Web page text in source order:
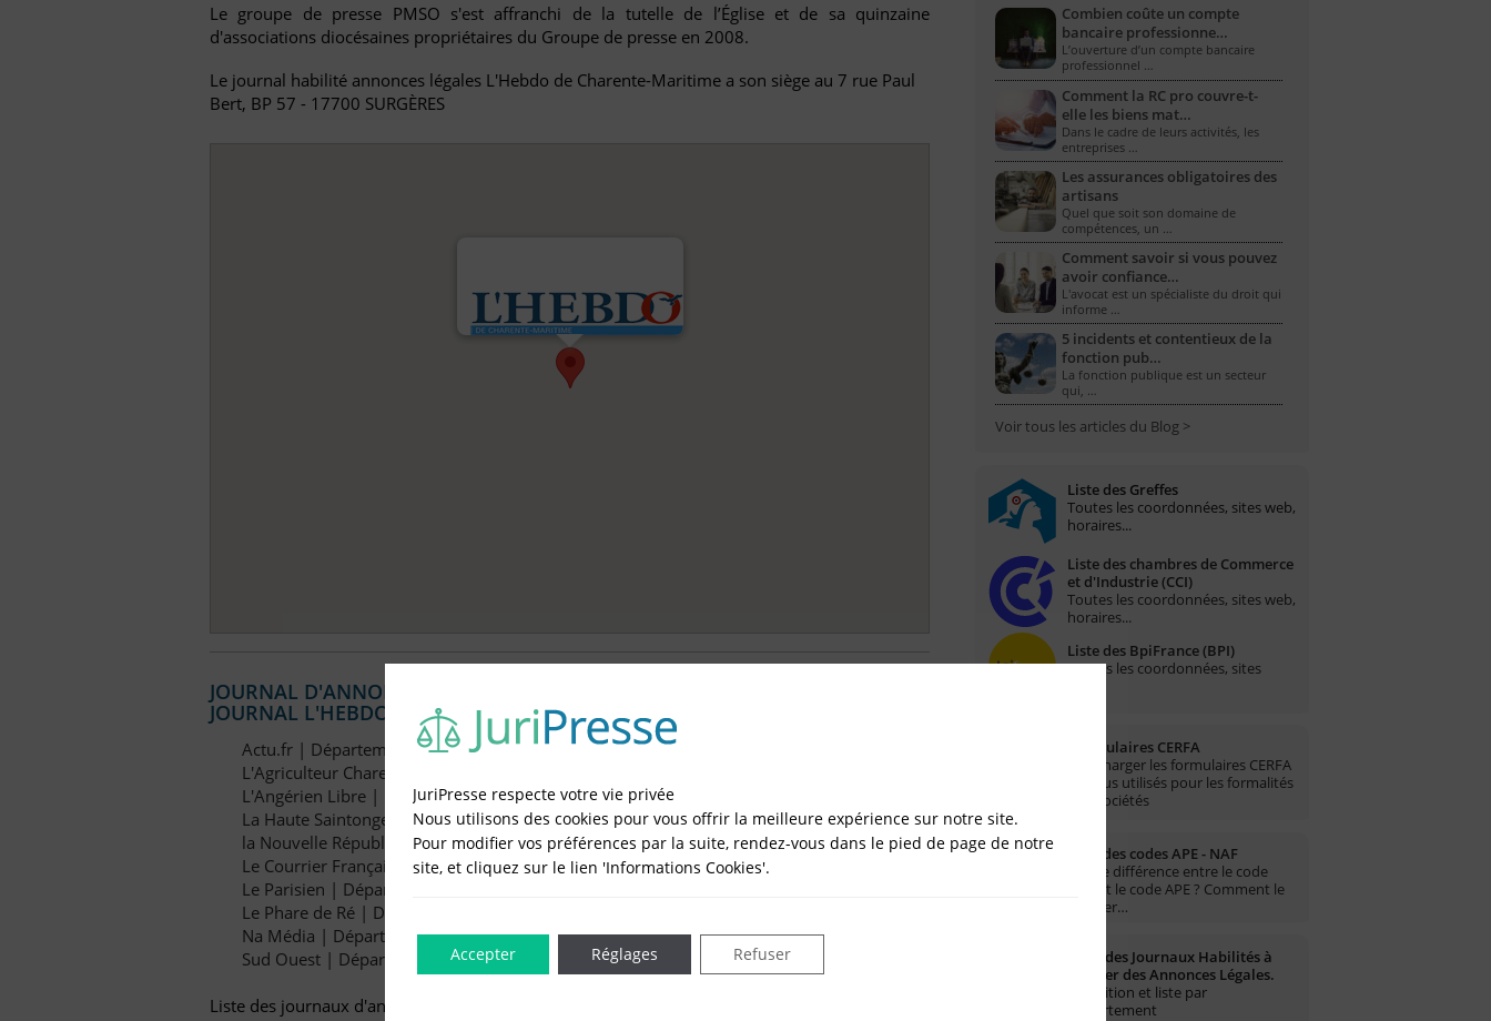
Le groupe de presse PMSO s'est affranchi de la tutelle de l’Église et de sa quinzaine
d'associations diocésaines propriétaires du Groupe de presse en 2008.
Le journal habilité annonces légales L'Hebdo de Charente-Maritime a son siège au 7 rue Paul
Bert, BP 57 - 17700 SURGÈRES
JOURNAL D'ANNONCES LÉGALES (JAL) OÙ EST HABILITÉ À PUBLIER LE
JOURNAL L'HEBDO DE CHARENTE-MARITIME
Actu.fr | Département: 17
L'Agriculteur Charentais | Département: 17
L'Angérien Libre | Département: 17
La Haute Saintonge | Département: 17
la Nouvelle République | Département: 17
Le Courrier Français | Département: 17
Le Parisien | Département: 17
Le Phare de Ré | Département: 17
Na Média | Département: 17
Sud Ouest | Département: 17
Liste des journaux d'annonces légales (JAL) habilités non exhaustive
Combien coûte un compte
bancaire professionne…
L’ouverture d’un compte bancaire
professionnel …
Comment la RC pro couvre-t-
elle les biens mat…
Dans le cadre de leurs activités, les
entreprises …
Les assurances obligatoires des
artisans
Quel que soit son domaine de
compétences, un …
Comment savoir si vous pouvez
avoir confiance…
L'avocat est un spécialiste du droit qui
informe …
5 incidents et contentieux de la
fonction pub…
La fonction publique est un secteur
qui, …
Voir tous les articles du Blog >
Liste des Greffes
Toutes les coordonnées, sites web,
horaires...
Liste des chambres de Commerce
et d'Industrie (CCI)
Toutes les coordonnées, sites web,
horaires...
Liste des BpiFrance (BPI)
Toutes les coordonnées, sites
Formulaires CERFA
Télécharger les formulaires CERFA
les plus utilisés pour les formalités
des sociétés
Liste des codes APE - NAF
Quelle différence entre le code
NAF et le code APE ? Comment le
trouver…
Liste des Journaux Habilités à
publier des Annonces Légales.
Définition et liste par
département
JuriPresse respecte votre vie privée
Nous utilisons des cookies pour vous offrir la meilleure expérience sur notre site.
Pour modifier vos préférences par la suite, rendez-vous dans le pied de page de notre
site, et cliquez sur le lien 'Informations Cookies'.
Accepter Refuser
Réglages